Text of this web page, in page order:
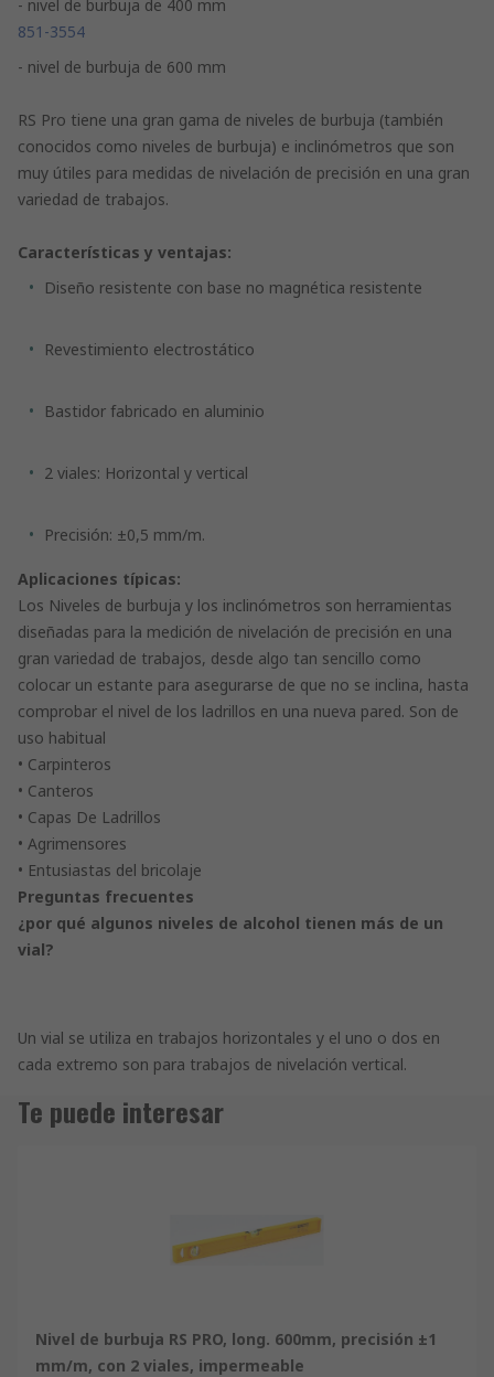
- nivel de burbuja de 400 mm
851-3554
- nivel de burbuja de 600 mm
RS Pro tiene una gran gama de niveles de burbuja (también
conocidos como niveles de burbuja) e inclinómetros que son
muy útiles para medidas de nivelación de precisión en una gran
variedad de trabajos.
Características y ventajas:
Diseño resistente con base no magnética resistente
Revestimiento electrostático
Bastidor fabricado en aluminio
2 viales: Horizontal y vertical
Precisión: ±0,5 mm/m.
Aplicaciones típicas:
Los Niveles de burbuja y los inclinómetros son herramientas
diseñadas para la medición de nivelación de precisión en una
gran variedad de trabajos, desde algo tan sencillo como
colocar un estante para asegurarse de que no se inclina, hasta
comprobar el nivel de los ladrillos en una nueva pared. Son de
uso habitual
• Carpinteros
• Canteros
• Capas De Ladrillos
• Agrimensores
• Entusiastas del bricolaje
Preguntas frecuentes
¿por qué algunos niveles de alcohol tienen más de un
vial?
Un vial se utiliza en trabajos horizontales y el uno o dos en
cada extremo son para trabajos de nivelación vertical.
Te puede interesar
Nivel de burbuja RS PRO, long. 600mm, precisión ±1
mm/m, con 2 viales, impermeable